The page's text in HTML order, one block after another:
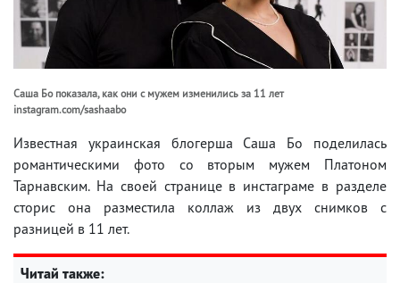
Саша Бо показала, как они с мужем изменились за 11 лет
instagram.com/sashaabo
Известная украинская блогерша Саша Бо поделилась
романтическими фото со вторым мужем Платоном
Тарнавским. На своей странице в инстаграме в разделе
сторис она разместила коллаж из двух снимков с
разницей в 11 лет.
Читай также: